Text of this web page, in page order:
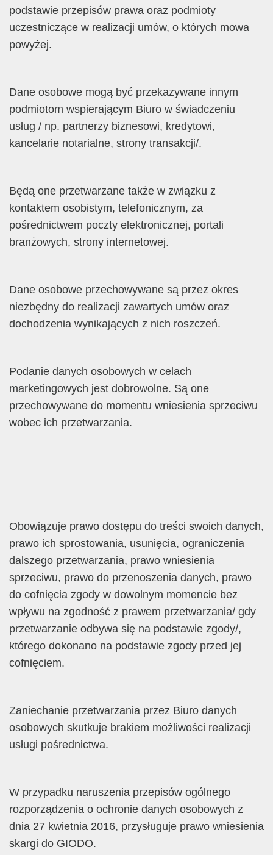
podstawie przepisów prawa oraz podmioty
uczestniczące w realizacji umów, o których mowa
powyżej.
Dane osobowe mogą być przekazywane innym
podmiotom wspierającym Biuro w świadczeniu
usług / np. partnerzy biznesowi, kredytowi,
kancelarie notarialne, strony transakcji/.
Będą one przetwarzane także w związku z
kontaktem osobistym, telefonicznym, za
pośrednictwem poczty elektronicznej, portali
branżowych, strony internetowej.
Dane osobowe przechowywane są przez okres
niezbędny do realizacji zawartych umów oraz
dochodzenia wynikających z nich roszczeń.
Podanie danych osobowych w celach
marketingowych jest dobrowolne. Są one
przechowywane do momentu wniesienia sprzeciwu
wobec ich przetwarzania.
Obowiązuje prawo dostępu do treści swoich danych,
prawo ich sprostowania, usunięcia, ograniczenia
dalszego przetwarzania, prawo wniesienia
sprzeciwu, prawo do przenoszenia danych, prawo
do cofnięcia zgody w dowolnym momencie bez
wpływu na zgodność z prawem przetwarzania/ gdy
przetwarzanie odbywa się na podstawie zgody/,
którego dokonano na podstawie zgody przed jej
cofnięciem.
Zaniechanie przetwarzania przez Biuro danych
osobowych skutkuje brakiem możliwości realizacji
usługi pośrednictwa.
W przypadku naruszenia przepisów ogólnego
rozporządzenia o ochronie danych osobowych z
dnia 27 kwietnia 2016, przysługuje prawo wniesienia
skargi do GIODO.